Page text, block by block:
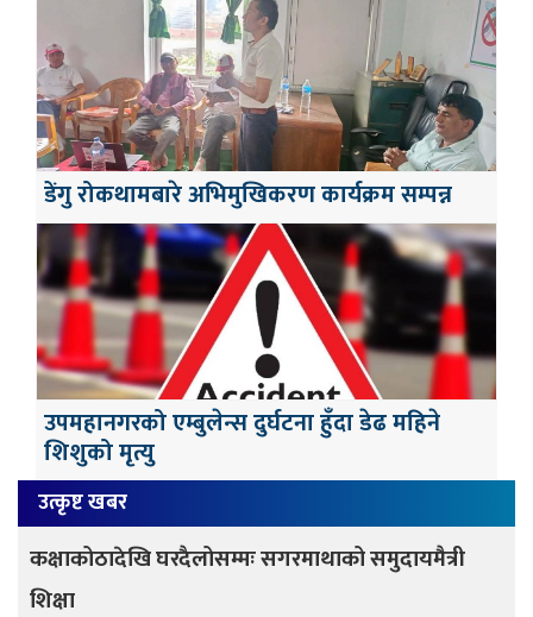
डेंगु रोकथामबारे अभिमुखिकरण कार्यक्रम सम्पन्न
उपमहानगरको एम्बुलेन्स दुर्घटना हुँदा डेढ महिने
शिशुको मृत्यु
उत्कृष्ट खबर
कक्षाकोठादेखि घरदैलोसम्मः सगरमाथाको समुदायमैत्री
शिक्षा